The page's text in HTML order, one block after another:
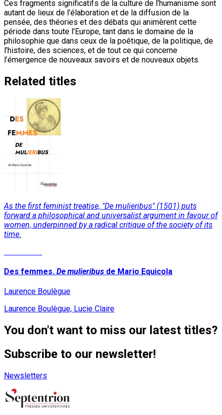
Ces fragments significatifs de la culture de l’humanisme sont
autant de lieux de l’élaboration et de la diffusion de la
pensée, des théories et des débats qui animèrent cette
période dans toute l’Europe, tant dans le domaine de la
philosophie que dans ceux de la poétique, de la politique, de
l’histoire, des sciences, et de tout ce qui concerne
l’émergence de nouveaux savoirs et de nouveaux objets.
Related titles
As the first feminist treatise, "De mulieribus" (1501) puts
forward a philosophical and universalist argument in favour of
women, underpinned by a radical critique of the society of its
time.
Des femmes. De mulieribus de Mario Equicola
Laurence Boulègue
Laurence Boulègue, Lucie Claire
You don't want to miss our latest titles?
Subscribe to our newsletter!
Newsletters